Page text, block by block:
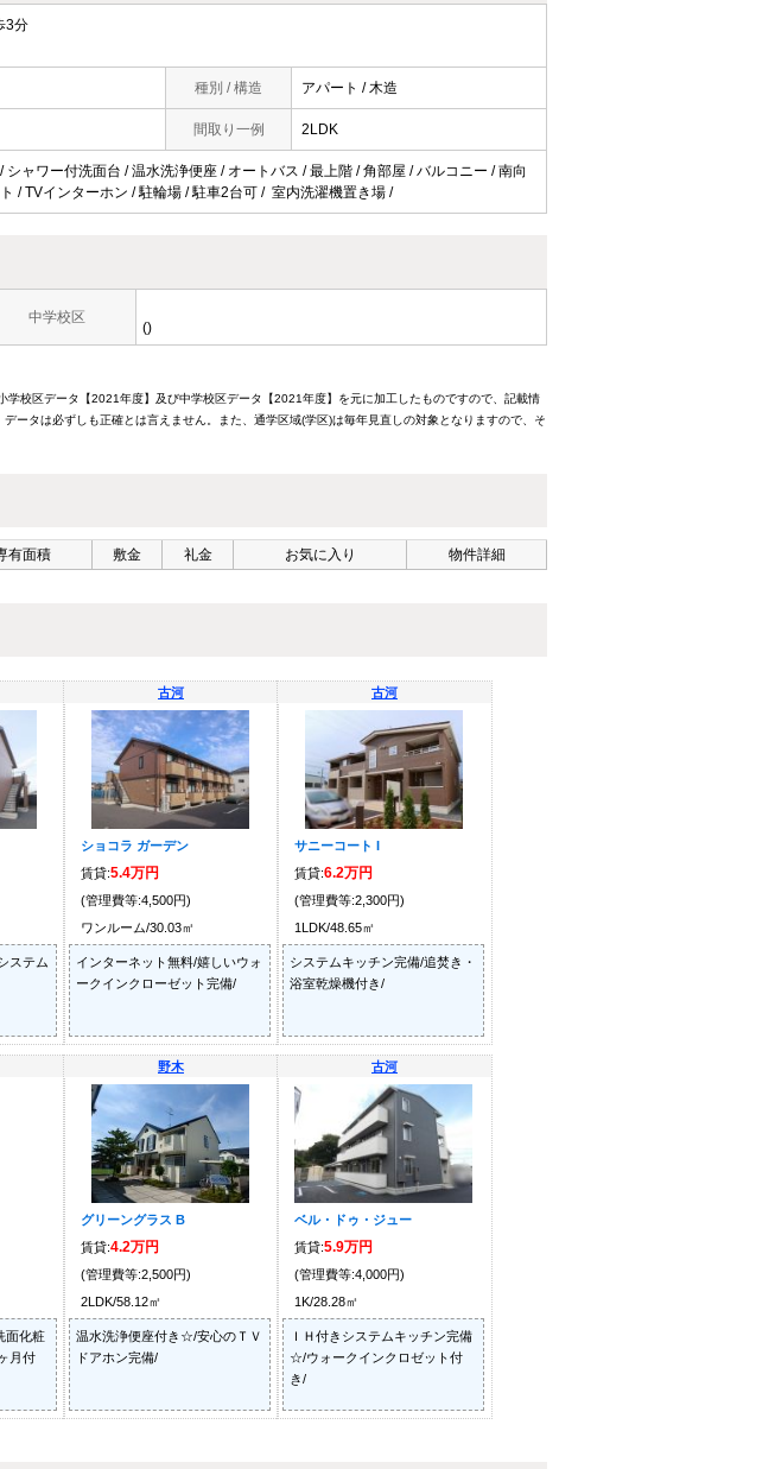
3分
種別 / 構造 アパート / 木造
間取り一例 2LDK
ャワー付洗面台 / 温水洗浄便座 / オートバス / 最上階 / 角部屋 / バルコニー / 南向
/ TVインターホン / 駐輪場 / 駐車2台可 / 室内洗濯機置き場 /
中学校区
()
校区データ【2021年度】及び中学校区データ【2021年度】を元に加工したものですので、記載情
ータは必ずしも正確とは言えません。また、通学区域(学区)は毎年見直しの対象となりますので、そ
有面積 敷金 礼金 お気に入り 物件詳細
ステム
古河
ショコラ ガーデン
賃貸:5.4万円
(管理費等:4,500円)
ワンルーム/30.03㎡
インターネット無料/嬉しいウォ
ークインクローゼット完備/
古河
サニーコート I
賃貸:6.2万円
(管理費等:2,300円)
1LDK/48.65㎡
システムキッチン完備/追焚き・
浴室乾燥機付き/
面化粧
月付
野木
グリーングラス B
賃貸:4.2万円
(管理費等:2,500円)
2LDK/58.12㎡
温水洗浄便座付き☆/安心のＴＶ
ドアホン完備/
古河
ベル・ドゥ・ジュー
賃貸:5.9万円
(管理費等:4,000円)
1K/28.28㎡
ＩＨ付きシステムキッチン完備
☆/ウォークインクロゼット付
き/